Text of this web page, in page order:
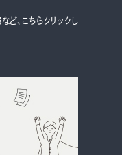
、こちらクリックし